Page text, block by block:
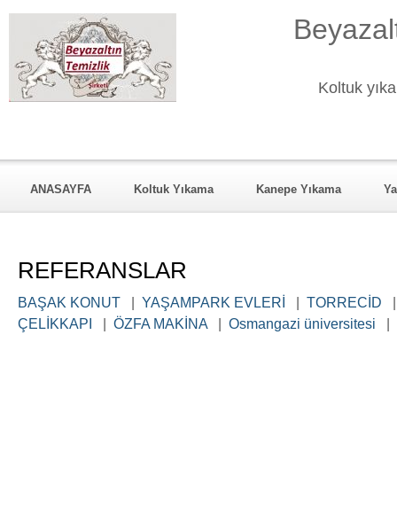
Koltuk
ANASAYFA Koltuk Yıkama Kanepe Yıkama
REFERANSLAR
BAŞAK KONUT YAŞAMPARK EVLERİ TORRECİD
ÇELİKKAPI
ÖZFA MAKİNA Osmangazi üniversitesi